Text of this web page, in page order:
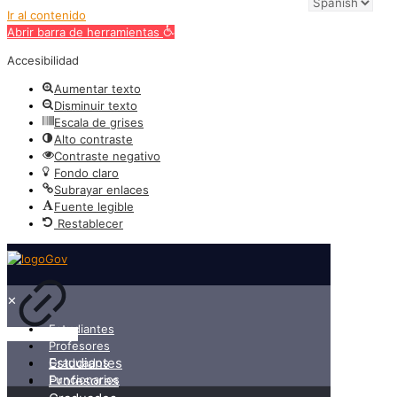
Ir al contenido
Abrir barra de herramientas
Accesibilidad
Aumentar texto
Disminuir texto
Escala de grises
Alto contraste
Contraste negativo
Fondo claro
Subrayar enlaces
Fuente legible
Restablecer
✕
Estudiantes
Profesores
Graduados
Funcionarios
Estudiantes
Profesores